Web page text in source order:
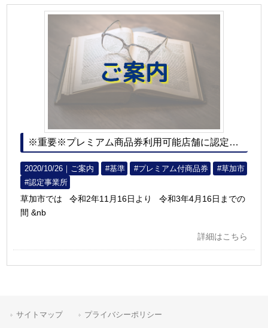
※重要※プレミアム商品券利用可能店舗に認定されました
2020/10/26｜ ご案内 #基準 #プレミアム付商品券
#草加市
#認定事業所
草加市では 令和2年11月16日より 令和3年4月16日までの
間 &nb
詳細はこちら
サイトマップ プライバシーポリシー